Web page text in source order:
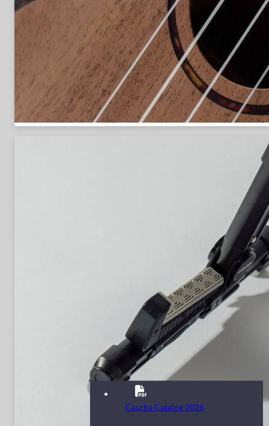
Cascha Catalog 2026